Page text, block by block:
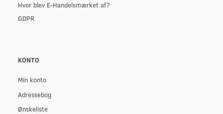
Hvor blev E-Handelsmærket af?
GDPR
KONTO
Min konto
Adressebog
Ønskeliste